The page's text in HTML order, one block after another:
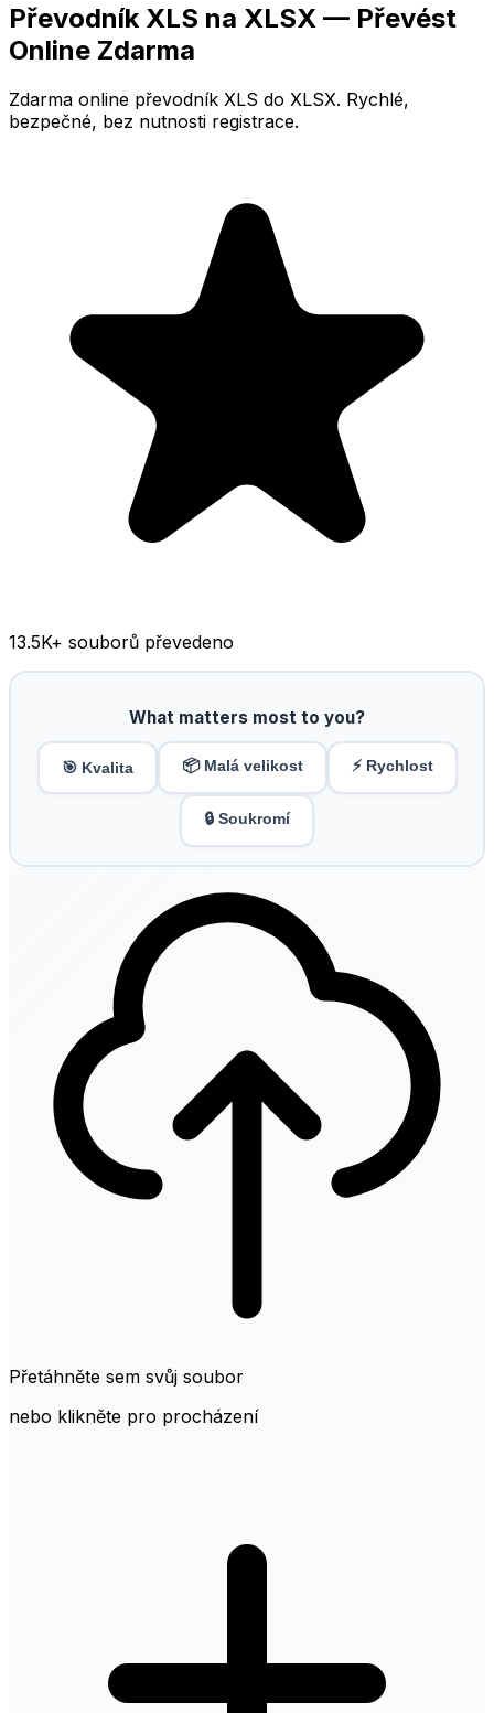
Převodník XLS na XLSX — Převést
Online Zdarma
Zdarma online převodník XLS do XLSX. Rychlé,
bezpečné, bez nutnosti registrace.
13.5K+ souborů převedeno
What matters most to you?
🎯 Kvalita 📦 Malá velikost ⚡ Rychlost
🔒 Soukromí
Přetáhněte sem svůj soubor
nebo klikněte pro procházení